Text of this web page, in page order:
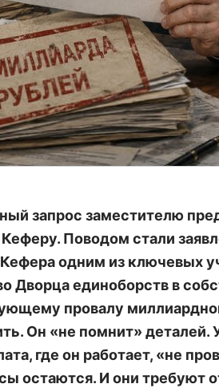
запрос заместителю
Поводом стали
одним из ключевых
Дворца единоборств в
провалу
Он «не помнит» деталей.
где он работает, «не
остаются. И они требуют